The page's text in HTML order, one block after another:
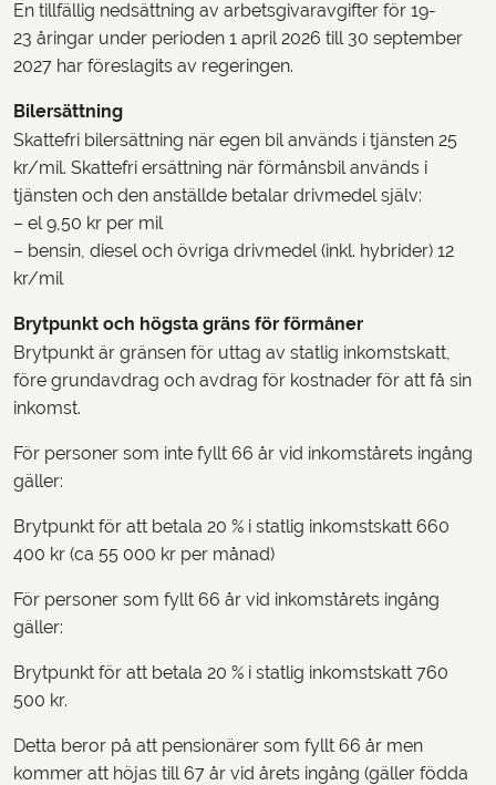
En tillfällig nedsättning av arbetsgivaravgifter för 19-
23 åringar under perioden 1 april 2026 till 30 september
2027 har föreslagits av regeringen.
Bilersättning
Skattefri bilersättning när egen bil används i tjänsten 25
kr/mil. Skattefri ersättning när förmånsbil används i
tjänsten och den anställde betalar drivmedel själv:
– el 9,50 kr per mil
– bensin, diesel och övriga drivmedel (inkl. hybrider) 12
kr/mil
Brytpunkt och högsta gräns för förmåner
Brytpunkt är gränsen för uttag av statlig inkomstskatt,
före grundavdrag och avdrag för kostnader för att få sin
inkomst.
För personer som inte fyllt 66 år vid inkomstårets ingång
gäller:
Brytpunkt för att betala 20 % i statlig inkomstskatt 660
400 kr (ca 55 000 kr per månad)
För personer som fyllt 66 år vid inkomstårets ingång
gäller:
Brytpunkt för att betala 20 % i statlig inkomstskatt 760
500 kr.
Detta beror på att pensionärer som fyllt 66 år men
kommer att höjas till 67 år vid årets ingång (gäller födda